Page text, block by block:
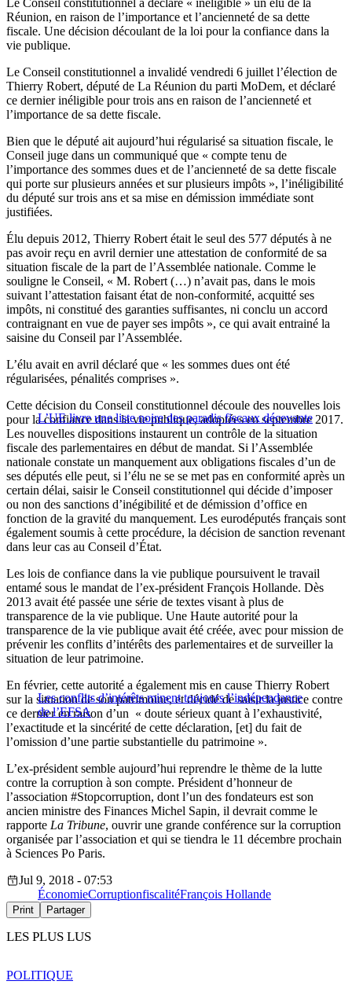
Le Conseil constitutionnel a déclaré « inéligible » un élu de la
Réunion, en raison de l’importance et l’ancienneté de sa dette
fiscale. Une décision découlant de la loi pour la confiance dans la
vie publique.
Le Conseil constitutionnel a invalidé vendredi 6 juillet l’élection de
Thierry Robert, député de La Réunion du parti MoDem, et déclaré
ce dernier inéligible pour trois ans en raison de l’ancienneté et
l’importance de sa dette fiscale.
Bien que le député ait aujourd’hui régularisé sa situation fiscale, le
Conseil juge dans un communiqué que « compte tenu de
l’importance des sommes dues et de l’ancienneté de sa dette fiscale
qui porte sur plusieurs années et sur plusieurs impôts », l’inéligibilité
du député sur trois ans et sa mise en démission immédiate sont
justifiées.
Élu depuis 2012, Thierry Robert était le seul des 577 députés à ne
pas avoir reçu en avril dernier une attestation de conformité de sa
situation fiscale de la part de l’Assemblée nationale. Comme le
souligne le Conseil, « M. Robert (…) n’avait pas, dans le mois
suivant l’attestation faisant état de non-conformité, acquitté ses
impôts, ni constitué des garanties suffisantes, ni conclu un accord
contraignant en vue de payer ses impôts », ce qui avait entrainé la
saisine du Conseil par l’Assemblée.
L’élu avait en avril déclaré que « les sommes dues ont été
régularisées, pénalités comprises ».
L’UE livre une liste noire des paradis fiscaux décevante
Cette décision du Conseil constitutionnel découle des nouvelles lois
pour la confiance dans la vie publique, adoptées en septembre 2017.
Les nouvelles dispositions instaurent un contrôle de la situation
fiscale des parlementaires en début de mandat. Si l’Assemblée
nationale constate un manquement aux obligations fiscales d’un de
ses députés elle peut, si l’élu ne se se met pas en conformité après un
certain délai, saisir le Conseil constitutionnel qui décide d’imposer
ou non des sanctions d’inégibilité et de démission d’office en
fonction de la gravité du manquement. Les eurodéputés français sont
également soumis à cette procédure, la décision de sanction revenant
dans leur cas au Conseil d’État.
Les lois de confiance dans la vie publique poursuivent le travail
entamé sous le mandat de l’ex-président François Hollande. Dès
2013 avait été passée une série de textes visant à plus de
transparence de la vie publique. Une Haute autorité pour la
transparence de la vie publique avait été créée, avec pour mission de
prévenir les conflits d’intérêts des parlementaires et de surveiller la
situation de leur patrimoine.
Les conflits d’intérêts minent toujours l’indépendance
de l’EFSA
En février, cette autorité a également mis en cause Thierry Robert
sur la situation de son patrimoine, et décidé de saisir la justice contre
ce dernier en raison d’un « doute sérieux quant à l’exhaustivité,
l’exactitude et la sincérité de cette déclaration, [et] du fait de
l’omission d’une partie substantielle du patrimoine ».
L’ex-président semble aujourd’hui reprendre le thème de la lutte
contre la corruption à son compte. Président d’honneur de
l’association #Stopcorruption, dont l’un des fondateurs est son
ancien ministre des Finances Michel Sapin, il devrait comme le
rapporte La Tribune, ouvrir une grande conférence sur la corruption
organisée par l’association et qui se tiendra le 11 décembre prochain
à Sciences Po Paris.
Jul 9, 2018 - 07:53
ÉconomieCorruptionfiscalitéFrançois Hollande
Print Partager
LES PLUS LUS
POLITIQUE